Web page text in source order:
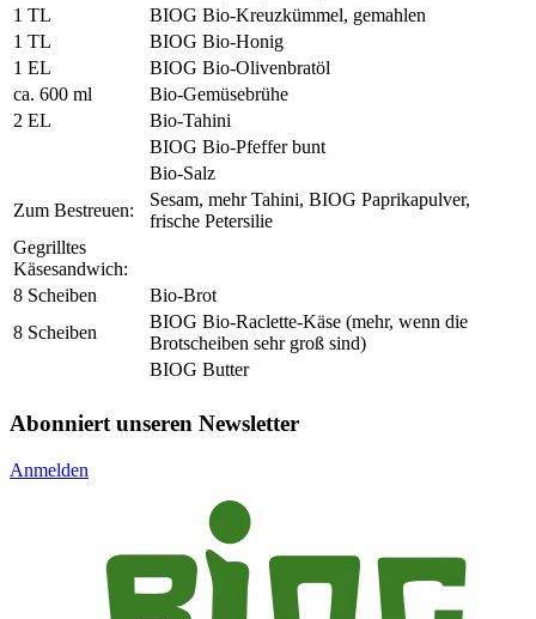
1 TL
BIOG Bio-Kreuzkümmel, gemahlen
1 TL
BIOG Bio-Honig
1 EL
BIOG Bio-Olivenbratöl
ca. 600 ml
Bio-Gemüsebrühe
2 EL
Bio-Tahini
BIOG Bio-Pfeffer bunt
Bio-Salz
Zum Bestreuen:
Sesam, mehr Tahini, BIOG Paprikapulver,
frische Petersilie
Gegrilltes
Käsesandwich:
8 Scheiben
Bio-Brot
8 Scheiben
BIOG Bio-Raclette-Käse (mehr, wenn die
Brotscheiben sehr groß sind)
BIOG Butter
Abonniert unseren Newsletter
Anmelden